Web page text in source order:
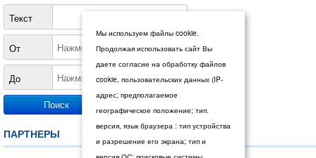
Текст
От
До
ПАРТНЕРЫ
Мы используем файлы cookie.
Продолжая использовать сайт Вы
даете согласие на обработку файлов
cookie, пользовательских данных (IP-
адрес; предполагаемое
географическое положение; тип.
версия, язык браузера : тип устройства
и разрешение его экрана; тип и